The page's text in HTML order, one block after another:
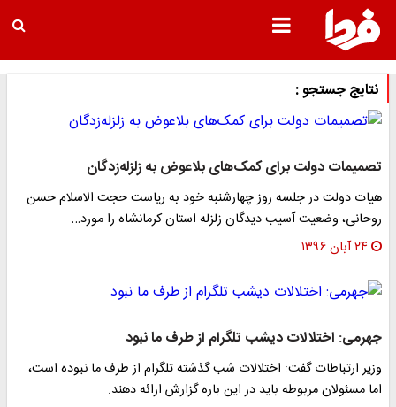
نتایج جستجو :
تصمیمات دولت برای کمک‌های بلاعوض به زلزله‌زدگان
هیات دولت در جلسه روز چهارشنبه خود به ریاست حجت الاسلام حسن
روحانی، وضعیت آسیب دیدگان زلزله استان کرمانشاه را مورد…
۲۴ آبان ۱۳۹۶
جهرمی: اختلالات دیشب تلگرام از طرف ما نبود
وزیر ارتباطات گفت: اختلالات شب گذشته تلگرام از طرف ما نبوده است،
اما مسئولان مربوطه باید در این باره گزارش ارائه دهند.